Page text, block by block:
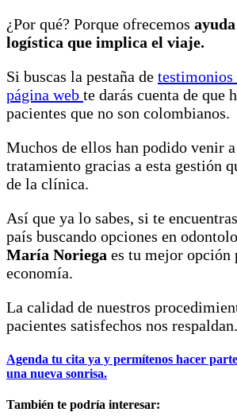
¿Por qué? Porque ofrecemos
logística que implica el viaje.
Si buscas la pestaña de testimonios
página web te darás cuenta de que
pacientes que no son colombianos.
Muchos de ellos han podido venir
tratamiento gracias a esta gestión
de la clínica.
Así que ya lo sabes, si te
país buscando opciones en
María Noriega es tu mejor opción
economía.
La calidad de nuestros
pacientes satisfechos nos respaldan.
Agenda tu cita ya y permítenos hacer
una nueva sonrisa.
También te podría interesar: